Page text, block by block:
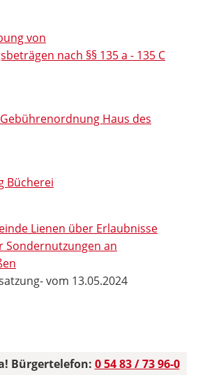
von
nach §§ 135 a - 135 C
Haus des
Bücherei
Lienen über Erlaubnisse
Sondernutzungen an
vom 13.05.2024
Bürgertelefon: 0 54 83 / 73 96-0